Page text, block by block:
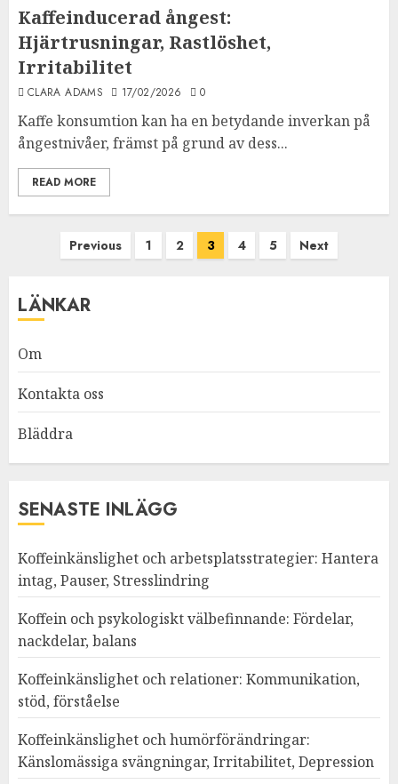
Kaffeinducerad ångest:
Hjärtrusningar, Rastlöshet,
Irritabilitet
CLARA ADAMS 17/02/2026 0
Kaffe konsumtion kan ha en betydande inverkan på
ångestnivåer, främst på grund av dess...
READ MORE
Previous 1 2 3 4 5 Next
LÄNKAR
Om
Kontakta oss
Bläddra
SENASTE INLÄGG
Koffeinkänslighet och arbetsplatsstrategier: Hantera
intag, Pauser, Stresslindring
Koffein och psykologiskt välbefinnande: Fördelar,
nackdelar, balans
Koffeinkänslighet och relationer: Kommunikation,
stöd, förståelse
Koffeinkänslighet och humörförändringar:
Känslomässiga svängningar, Irritabilitet, Depression